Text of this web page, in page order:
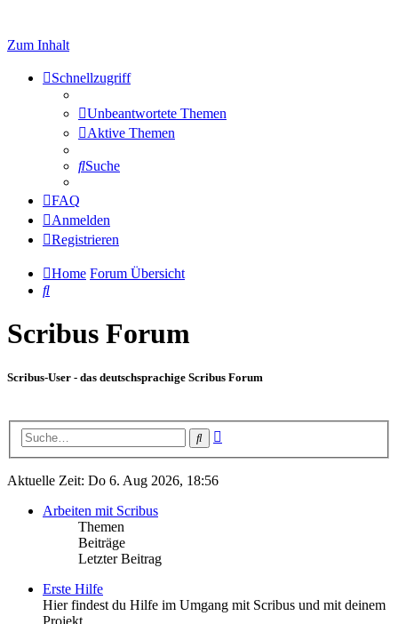
Zum Inhalt
Schnellzugriff
Unbeantwortete Themen
Aktive Themen
Suche
FAQ
Anmelden
Registrieren
Home Forum Übersicht
Suche
Scribus Forum
Scribus-User - das deutschsprachige Scribus Forum
Suche
Aktuelle Zeit: Do 6. Aug 2026, 18:56
Arbeiten mit Scribus
Themen
Beiträge
Letzter Beitrag
Erste Hilfe
Hier findest du Hilfe im Umgang mit Scribus und mit deinem